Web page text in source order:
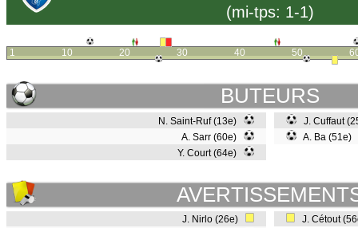
(mi-tps: 1-1)
1 10 20 30 40 50
BUTEURS
N. Saint-Ruf (13e)
A. Sarr (60e)
Y. Court (64e)
J. Cuffaut
A. Ba (51e)
J. Nirlo (26e)
J. Cétout